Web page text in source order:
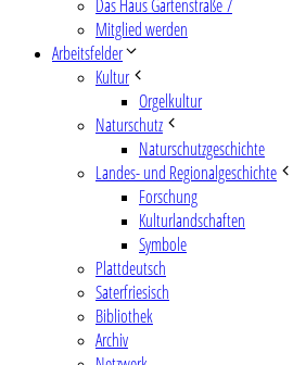
Das Haus Gartenstraße 7
Mitglied werden
Arbeitsfelder
Kultur
Orgelkultur
Naturschutz
Naturschutzgeschichte
Landes- und Regionalgeschichte
Forschung
Kulturlandschaften
Symbole
Plattdeutsch
Saterfriesisch
Bibliothek
Archiv